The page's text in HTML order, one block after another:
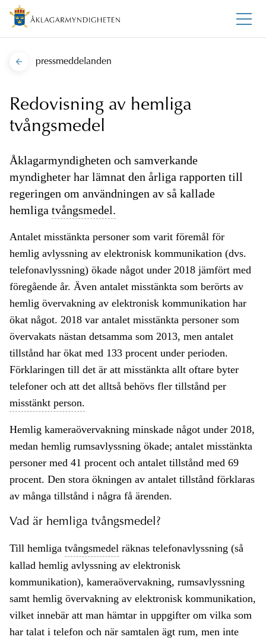
pressmeddelanden
Redovisning av hemliga
tvångsmedel
Åklagarmyndigheten och samverkande
myndigheter har lämnat den årliga rapporten till
regeringen om användningen av så kallade
hemliga tvångsmedel.
Antalet misstänkta personer som varit föremål för
hemlig avlyssning av elektronisk kommunikation (dvs.
telefonavlyssning) ökade något under 2018 jämfört med
föregående år. Även antalet misstänkta som berörts av
hemlig övervakning av elektronisk kommunikation har
ökat något. 2018 var antalet misstänkta personer som
övervakats nästan detsamma som 2013, men antalet
tillstånd har ökat med 133 procent under perioden.
Förklaringen till det är att misstänkta allt oftare byter
telefoner och att det alltså behövs fler tillstånd per
misstänkt person.
Hemlig kameraövervakning minskade något under 2018,
medan hemlig rumsavlyssning ökade; antalet misstänkta
personer med 41 procent och antalet tillstånd med 69
procent. Den stora ökningen av antalet tillstånd förklaras
av många tillstånd i några få ärenden.
Vad är hemliga tvångsmedel?
Till hemliga tvångsmedel räknas telefonavlyssning (så
kallad hemlig avlyssning av elektronisk
kommunikation), kameraövervakning, rumsavlyssning
samt hemlig övervakning av elektronisk kommunikation,
vilket innebär att man hämtar in uppgifter om vilka som
har talat i telefon och när samtalen ägt rum, men inte